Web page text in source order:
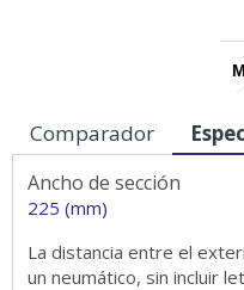
Comparador
Ancho de sección
225 (mm)
La distancia entre el
un neumático, sin incluir